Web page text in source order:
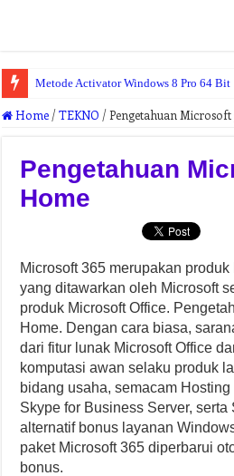
Metode Activator Windows 8 Pro 64 Bit
Home /TEKNO /Pengetahuan
Pengetahuan
Home
Microsoft 365 merupakan
yang ditawarkan oleh Microsoft
produk Microsoft Office.
Home. Dengan cara biasa,
dari fitur lunak Microsoft Office
komputasi awan selaku produk
bidang usaha, semacam
Skype for Business Server,
alternatif bonus layanan
paket Microsoft 365 diperbarui
bonus.